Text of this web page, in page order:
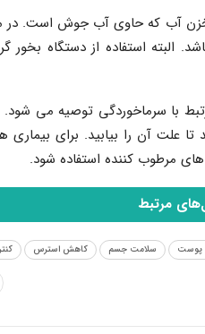
آب که حاوی آب جوش است. در
البته استفاده از دستگاه بخور
با سرماخوردگی توصیه می
کنید تا علت آن را بیابید. برای
مرطوب کننده استفاده شود.
مرتبط
پوست سلامت جسم کاهش استرس